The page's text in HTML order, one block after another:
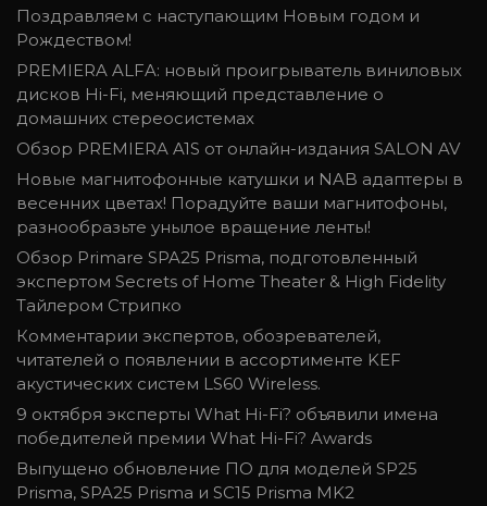
Поздравляем c наступающим Новым годом и
Рождеством!
PREMIERA ALFA: новый проигрыватель виниловых
дисков Hi-Fi, меняющий представление о
домашних стереосистемах
Обзор PREMIERA A1S от онлайн-издания SALON AV
Новые магнитофонные катушки и NAB адаптеры в
весенних цветах! Порадуйте ваши магнитофоны,
разнообразьте унылое вращение ленты!
Обзор Primare SPA25 Prisma, подготовленный
экспертом Secrets of Home Theater & High Fidelity
Тайлером Стрипко
Комментарии экспертов, обозревателей,
читателей о появлении в ассортименте KEF
акустических систем LS60 Wireless.
9 октября эксперты What Hi-Fi? объявили имена
победителей премии What Hi-Fi? Awards
Выпущено обновление ПО для моделей SP25
Prisma, SPA25 Prisma и SC15 Prisma MK2